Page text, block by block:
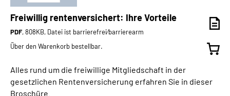
Freiwillig rentenversichert: Ihre Vorteile
PDF, 808KB, Datei ist barrierefrei⁄barrierearm
Über den Warenkorb bestellbar.
Alles rund um die freiwillige Mitgliedschaft in der
gesetzlichen Rentenversicherung erfahren Sie in dieser
Broschüre.